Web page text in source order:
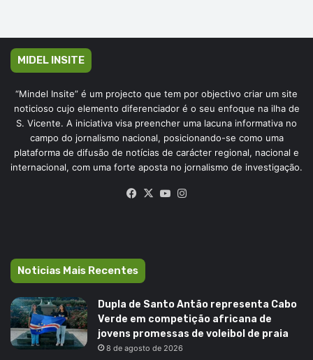
MIDEL INSITE
“Mindel Insite” é um projecto que tem por objectivo criar um site
noticioso cujo elemento diferenciador é o seu enfoque na ilha de
S. Vicente. A iniciativa visa preencher uma lacuna informativa no
campo do jornalismo nacional, posicionando-se como uma
plataforma de difusão de notícias de carácter regional, nacional e
internacional, com uma forte aposta no jornalismo de investigação.
Facebook
X YouTube
Noticias Mais Recentes
Dupla de Santo Antão representa Cabo
Verde em competição africana de
jovens promessas de voleibol de praia
8 de agosto de 2026